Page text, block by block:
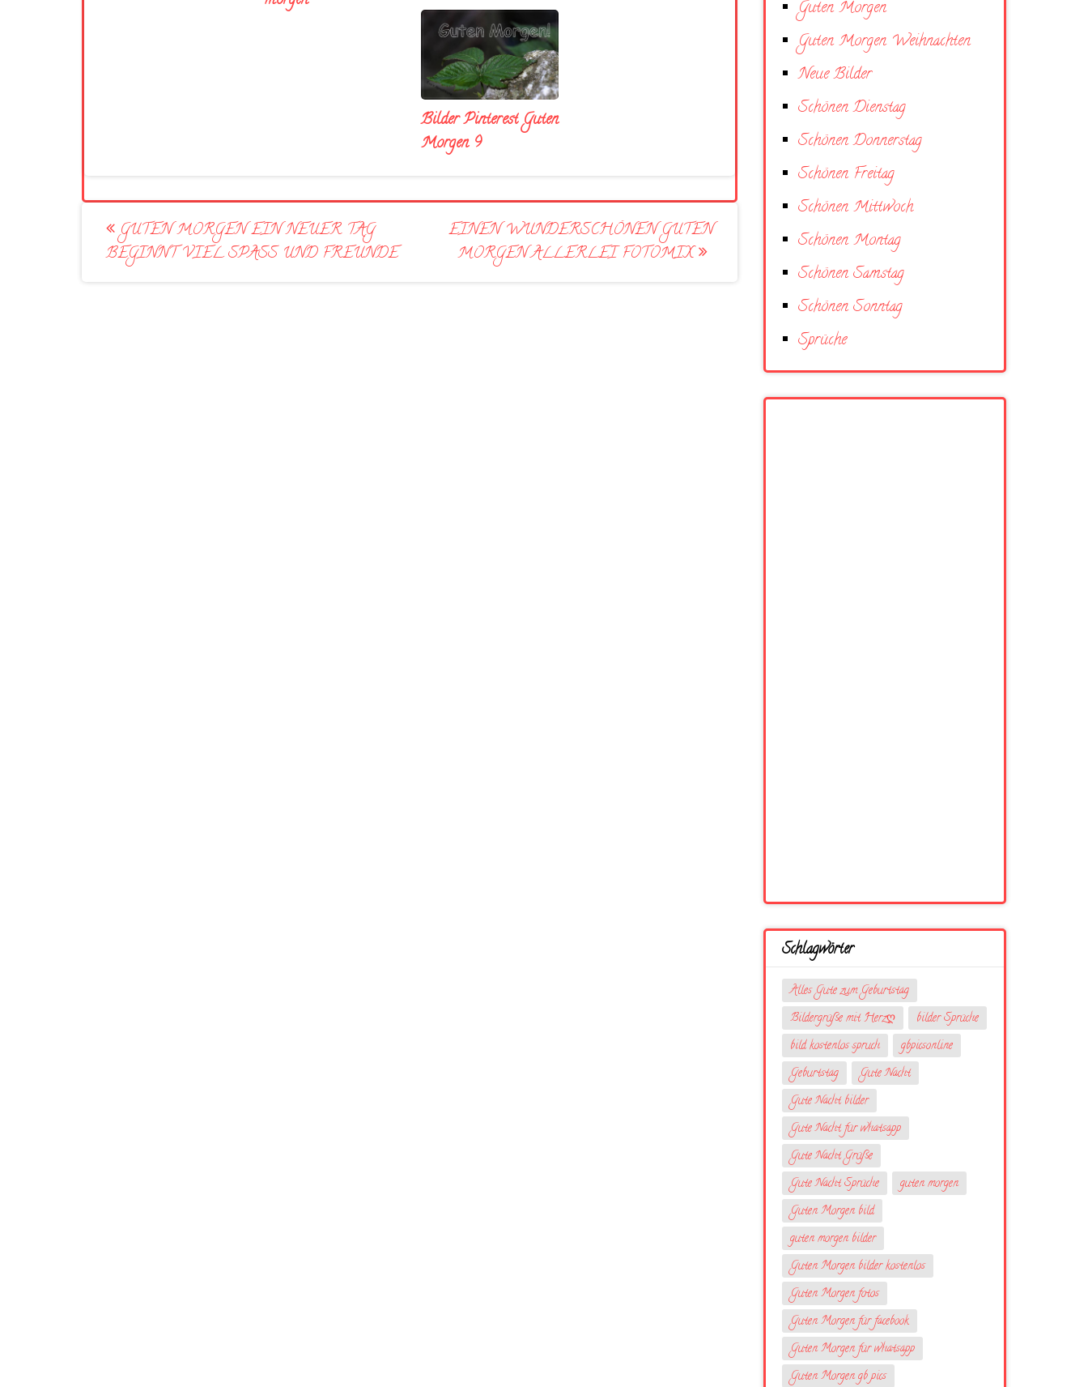
Bilder Pinterest Guten
Morgen 9
Post
navigation
GUTEN MORGEN EIN NEUER TAG
BEGINNT VIEL SPASS UND FREUNDE
EINEN WUNDERSCHÖNEN GUTEN
MORGEN ALLERLEI FOTOMIX
Guten Morgen
Guten Morgen Weihnachten
Neue Bilder
Schönen Dienstag
Schönen Donnerstag
Schönen Freitag
Schönen Mittwoch
Schönen Montag
Schönen Samstag
Schönen Sonntag
Sprüche
Schlagwörter
Alles Gute zum Geburtstag
Bildergrüße mit Herzღ
bilder Sprüche
bild kostenlos spruch
gbpicsonline
Geburtstag
Gute Nacht
Gute Nacht bilder
Gute Nacht für whatsapp
Gute Nacht Grüße
Gute Nacht Sprüche
guten morgen
Guten Morgen bild
guten morgen bilder
Guten Morgen bilder kostenlos
Guten Morgen fotos
Guten Morgen für facebook
Guten Morgen für whatsapp
Guten Morgen gb pics